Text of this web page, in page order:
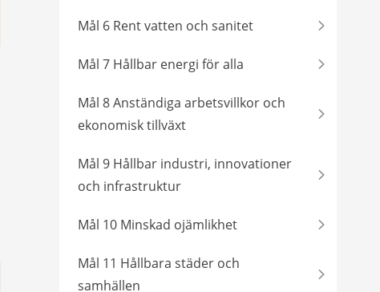
Mål 6 Rent vatten och sanitet
Mål 7 Hållbar energi för alla
Mål 8 Anständiga arbetsvillkor och
ekonomisk tillväxt
Mål 9 Hållbar industri, innovationer
och infrastruktur
Mål 10 Minskad ojämlikhet
Mål 11 Hållbara städer och
samhällen